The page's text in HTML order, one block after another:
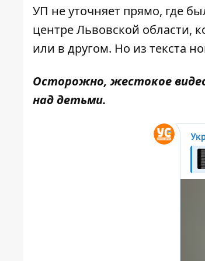
УП не уточняет прямо, где
центре Львовской области,
или в другом. Но из текста
Осторожно, жестокое
над детьми.